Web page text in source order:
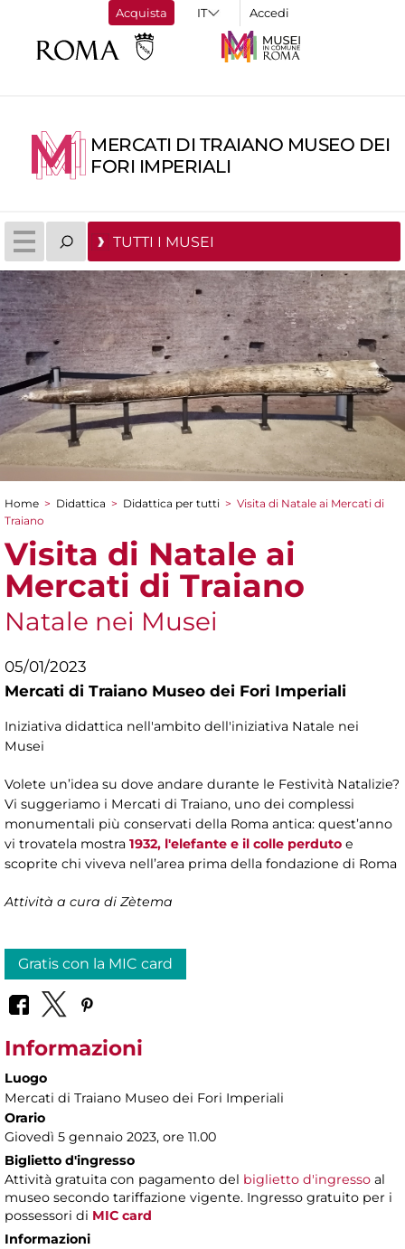
Acquista Accedi
MERCATI DI TRAIANO MUSEO DEI
FORI IMPERIALI
TUTTI I MUSEI
Tu sei qui
Home > Didattica > Didattica per tutti > Visita di Natale ai Mercati di
Traiano
Visita di Natale ai
Mercati di Traiano
Natale nei Musei
05/01/2023
Mercati di Traiano Museo dei Fori Imperiali
Iniziativa didattica nell'ambito dell'iniziativa Natale nei
Musei
Volete un’idea su dove andare durante le Festività Natalizie?
Vi suggeriamo i Mercati di Traiano, uno dei complessi
monumentali più conservati della Roma antica: quest’anno
vi trovatela mostra 1932, l'elefante e il colle perduto e
scoprite chi viveva nell’area prima della fondazione di Roma
Attività a cura di Zètema
Gratis con la MIC card
Informazioni
Luogo
Mercati di Traiano Museo dei Fori Imperiali
Orario
Giovedì 5 gennaio 2023, ore 11.00
Biglietto d'ingresso
Attività gratuita con pagamento del biglietto d'ingresso al
museo secondo tariffazione vigente. Ingresso gratuito per i
possessori di MIC card
Informazioni